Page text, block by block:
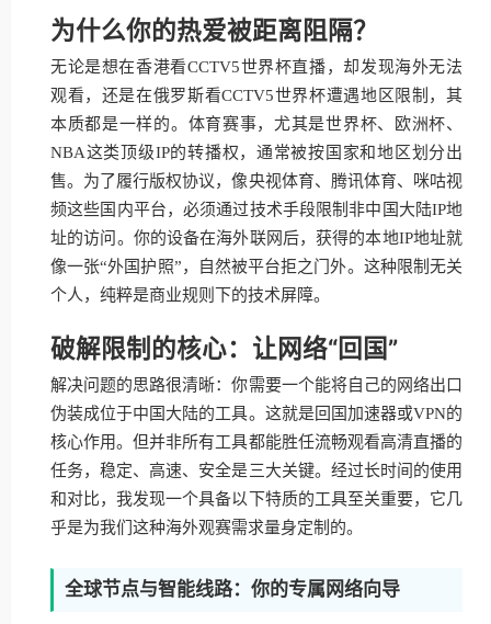
为什么你的热爱被距离阻隔？
无论是想在香港看CCTV5世界杯直播，却发现海外无法
观看，还是在俄罗斯看CCTV5世界杯遭遇地区限制，其
本质都是一样的。体育赛事，尤其是世界杯、欧洲杯、
NBA这类顶级IP的转播权，通常被按国家和地区划分出
售。为了履行版权协议，像央视体育、腾讯体育、咪咕视
频这些国内平台，必须通过技术手段限制非中国大陆IP地
址的访问。你的设备在海外联网后，获得的本地IP地址就
像一张“外国护照”，自然被平台拒之门外。这种限制无关
个人，纯粹是商业规则下的技术屏障。
破解限制的核心：让网络“回国”
解决问题的思路很清晰：你需要一个能将自己的网络出口
伪装成位于中国大陆的工具。这就是回国加速器或VPN的
核心作用。但并非所有工具都能胜任流畅观看高清直播的
任务，稳定、高速、安全是三大关键。经过长时间的使用
和对比，我发现一个具备以下特质的工具至关重要，它几
乎是为我们这种海外观赛需求量身定制的。
全球节点与智能线路：你的专属网络向导